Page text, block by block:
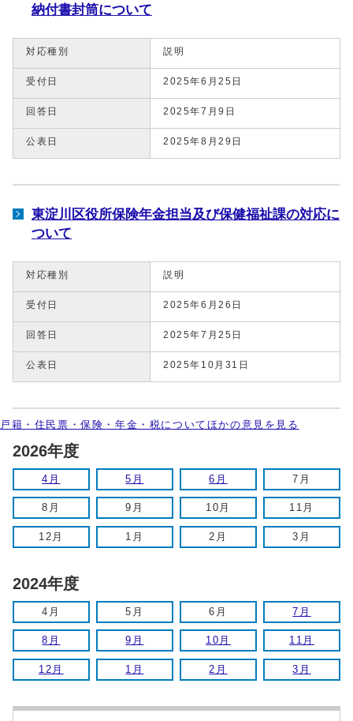
納付書封筒について
対応種別 説明
受付日 2025年6月25日
回答日 2025年7月9日
公表日 2025年8月29日
東淀川区役所保険年金担当及び保健福祉課の対応に
ついて
対応種別 説明
受付日 2025年6月26日
回答日 2025年7月25日
公表日 2025年10月31日
戸籍・住民票・保険・年金・税についてほかの意見を見る
2026年度
4月 5月 6月 7月
8月 9月 10月 11月
12月 1月 2月 3月
2024年度
4月 5月 6月 7月
8月 9月 10月 11月
12月 1月 2月 3月